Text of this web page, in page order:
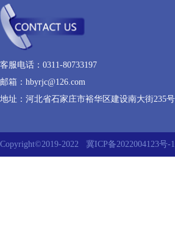
客服电话：0311-80733197
邮箱：hbyrjc@126.com
地址：河北省石家庄市裕华区建设南大街235
Copyright©2019-2022 冀ICP备2022004123号-1